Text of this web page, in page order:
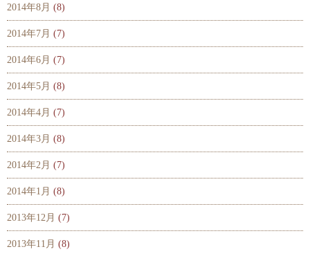
2014年8月 (8)
2014年7月 (7)
2014年6月 (7)
2014年5月 (8)
2014年4月 (7)
2014年3月 (8)
2014年2月 (7)
2014年1月 (8)
2013年12月 (7)
2013年11月 (8)